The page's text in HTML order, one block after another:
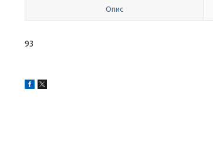
Опис
93